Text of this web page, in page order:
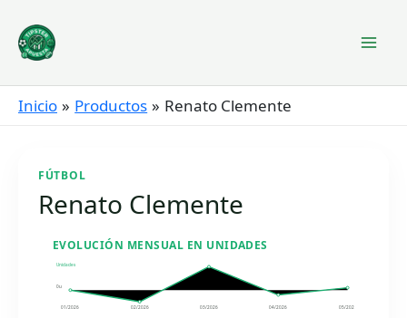
contenido
Inicio Productos Renato Clemente
FÚTBOL
Renato Clemente
EVOLUCIÓN MENSUAL EN UNIDADES
Unidades
0u
01/2026 02/2026 03/2026 04/2026 05/2026